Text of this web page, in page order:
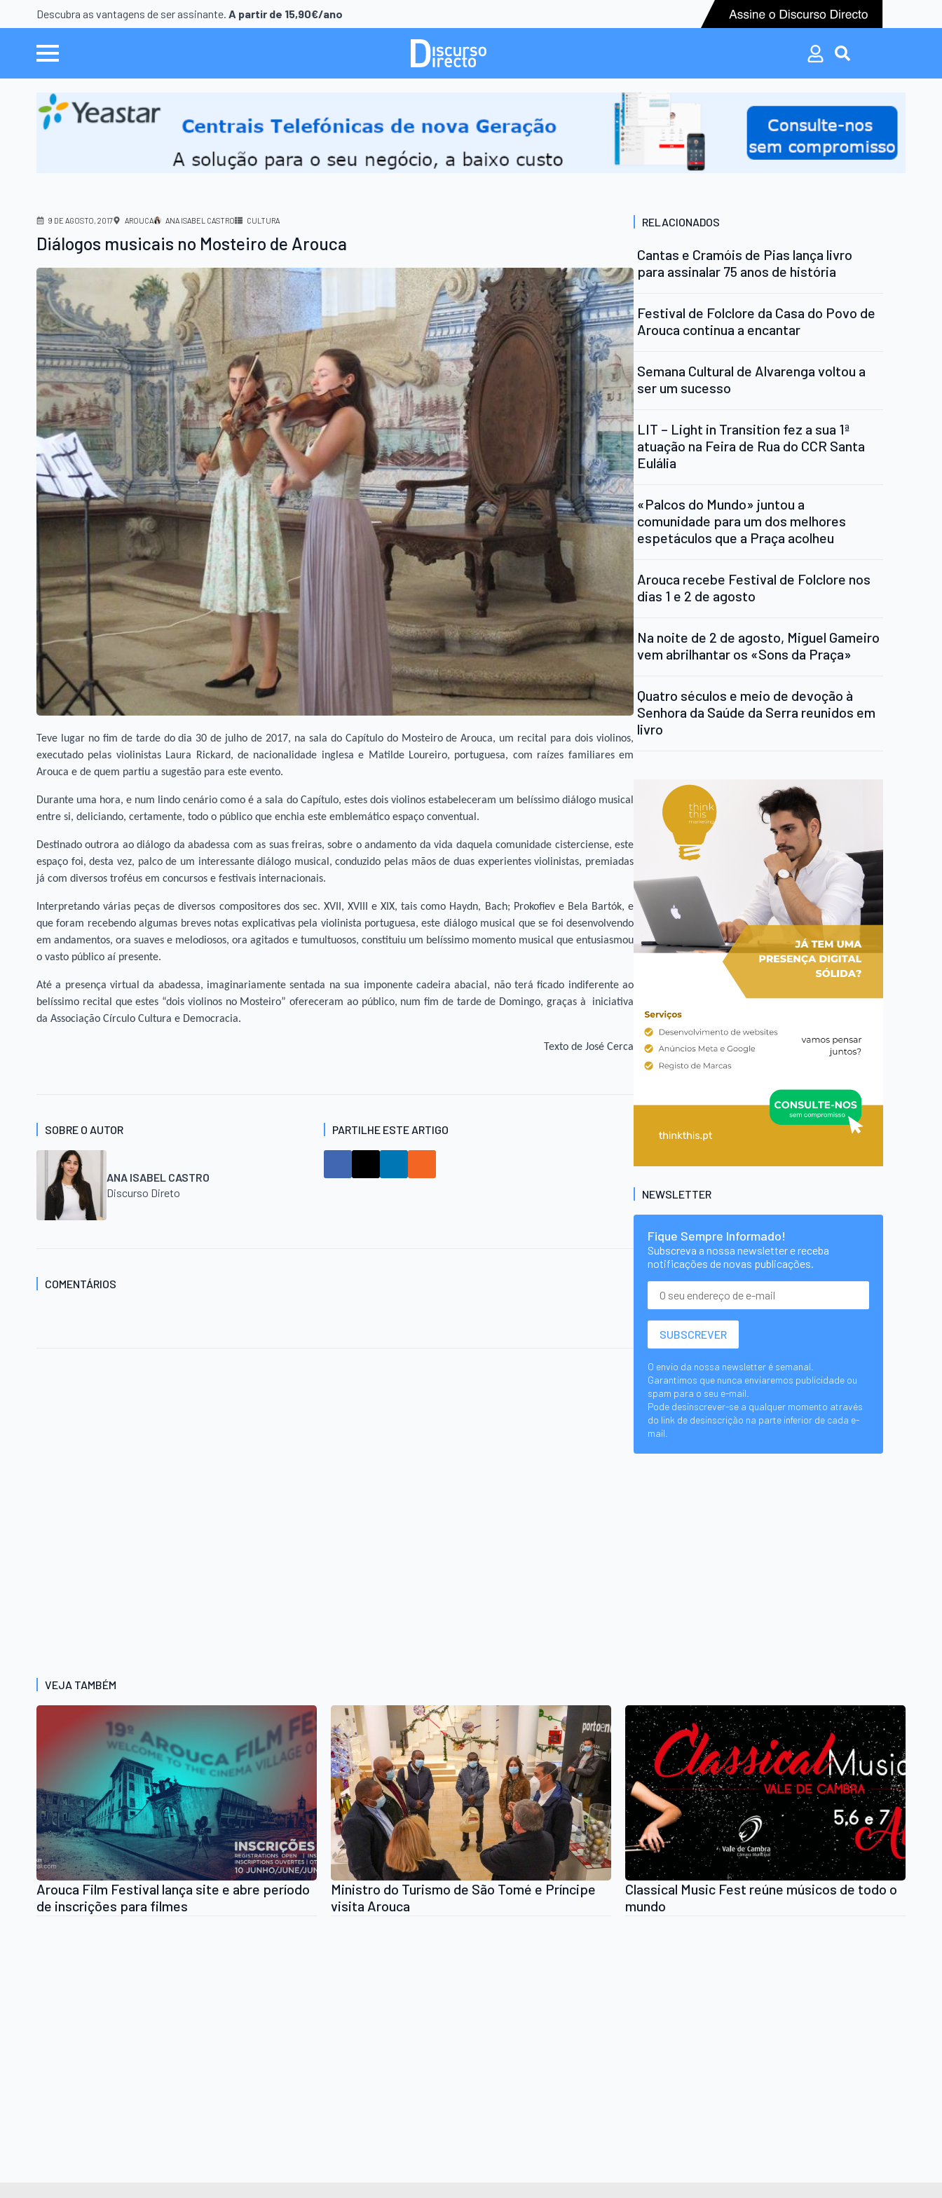
Descubra as vantagens de ser assinante. A partir de 15,90€/ano
Search
Search
for:
9 DE AGOSTO, 2017 AROUCA ANA ISABEL CASTRO CULTURA
Diálogos musicais no Mosteiro de Arouca
Teve lugar no fim de tarde do dia 30 de julho de 2017, na sala do Capítulo do Mosteiro de Arouca, um recital para dois violinos,
executado pelas violinistas Laura Rickard, de nacionalidade inglesa e Matilde Loureiro, portuguesa, com raí­zes familiares em
Arouca e de quem partiu a sugestão para este evento.
Durante uma hora, e num lindo cenário como é a sala do Capí­tulo, estes dois violinos estabeleceram um belíssimo diálogo musical
entre si, deliciando, certamente, todo o público que enchia este emblemático espaço conventual.
Destinado outrora ao diálogo da abadessa com as suas freiras, sobre o andamento da vida daquela comunidade cisterciense, este
espaço foi, desta vez, palco de um interessante diálogo musical, conduzido pelas mãos de duas experientes violinistas, premiadas
já com diversos troféus em concursos e festivais internacionais.
Interpretando várias peças de diversos compositores dos sec. XVII, XVIII e XIX, tais como Haydn, Bach; Prokofiev e Bela Bartók, e
que foram recebendo algumas breves notas explicativas pela violinista portuguesa, este diálogo musical que se foi desenvolvendo
em andamentos, ora suaves e melodiosos, ora agitados e tumultuosos, constituiu um belíssimo momento musical que entusiasmou
o vasto público aí presente.
Até a presença virtual da abadessa, imaginariamente sentada na sua imponente cadeira abacial, não terá ficado indiferente ao
belí­ssimo recital que estes “dois violinos no Mosteiro” ofereceram ao público, num fim de tarde de Domingo, graças à iniciativa
da Associação Cí­rculo Cultura e Democracia.
Texto de José Cerca
SOBRE O AUTOR
ANA ISABEL CASTRO
Discurso Direto
PARTILHE ESTE ARTIGO
COMENTÁRIOS
RELACIONADOS
Cantas e Cramóis de Pias lança livro
para assinalar 75 anos de história
Festival de Folclore da Casa do Povo de
Arouca continua a encantar
Semana Cultural de Alvarenga voltou a
ser um sucesso
LIT – Light in Transition fez a sua 1ª
atuação na Feira de Rua do CCR Santa
Eulália
«Palcos do Mundo» juntou a
comunidade para um dos melhores
espetáculos que a Praça acolheu
Arouca recebe Festival de Folclore nos
dias 1 e 2 de agosto
Na noite de 2 de agosto, Miguel Gameiro
vem abrilhantar os «Sons da Praça»
Quatro séculos e meio de devoção à
Senhora da Saúde da Serra reunidos em
livro
NEWSLETTER
Fique Sempre Informado!
Subscreva a nossa newsletter e receba
notificações de novas publicações.
O envio da nossa newsletter é semanal.
Garantimos que nunca enviaremos publicidade ou
spam para o seu e-mail.
Pode desinscrever-se a qualquer momento através
do link de desinscrição na parte inferior de cada e-
mail.
VEJA TAMBÉM
Arouca Film Festival lança site e abre período
de inscrições para filmes
Ministro do Turismo de São Tomé e Príncipe
visita Arouca
Classical Music Fest reúne músicos de todo o
mundo